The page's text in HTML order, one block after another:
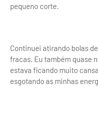
pequeno corte.
Continuei atirando bolas
fracas. Eu também quase
estava ficando muito
esgotando as minhas